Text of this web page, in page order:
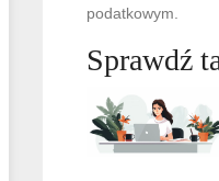
podatkowym.
Sprawdź